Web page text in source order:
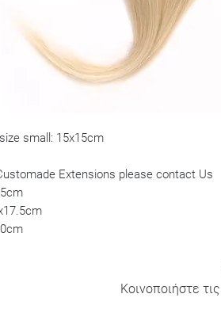
small: 15x15cm
Extensions please contact Us
Κοινοποιήστε